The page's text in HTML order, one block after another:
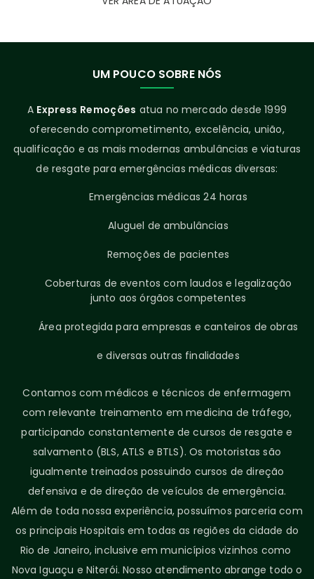
UM POUCO SOBRE NÓS
A Express Remoções atua no mercado desde 1999
oferecendo comprometimento, excelência, união,
qualificação e as mais modernas ambulâncias e viaturas
de resgate para emergências médicas diversas:
Emergências médicas 24 horas
Aluguel de ambulâncias
Remoções de pacientes
Coberturas de eventos com laudos e legalização
junto aos órgãos competentes
Área protegida para empresas e canteiros de obras
e diversas outras finalidades
Contamos com médicos e técnicos de enfermagem
com relevante treinamento em medicina de tráfego,
participando constantemente de cursos de resgate e
salvamento (BLS, ATLS e BTLS). Os motoristas são
igualmente treinados possuindo cursos de direção
defensiva e de direção de veículos de emergência.
Além de toda nossa experiência, possuímos parceria com
os principais Hospitais em todas as regiões da cidade do
Rio de Janeiro, inclusive em municípios vizinhos como
Nova Iguaçu e Niterói. Nosso atendimento abrange todo o